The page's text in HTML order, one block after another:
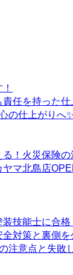
任を持った仕
の仕上がりへ
！火災保険
マ北島店
技能士に合
対策と裏側を
注意点と失敗